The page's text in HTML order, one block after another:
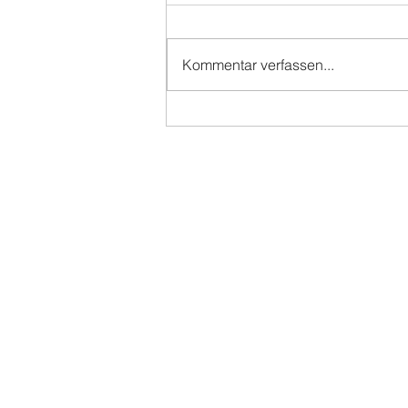
Wodurch entstehen
Kommentar verfassen...